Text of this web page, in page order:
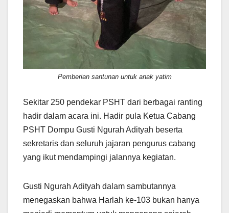
Pemberian santunan untuk anak yatim
Sekitar 250 pendekar PSHT dari berbagai ranting
hadir dalam acara ini. Hadir pula Ketua Cabang
PSHT Dompu Gusti Ngurah Adityah beserta
sekretaris dan seluruh jajaran pengurus cabang
yang ikut mendampingi jalannya kegiatan.
Gusti Ngurah Adityah dalam sambutannya
menegaskan bahwa Harlah ke-103 bukan hanya